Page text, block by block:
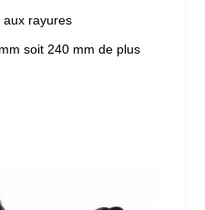
aux rayures
soit 240 mm de plus